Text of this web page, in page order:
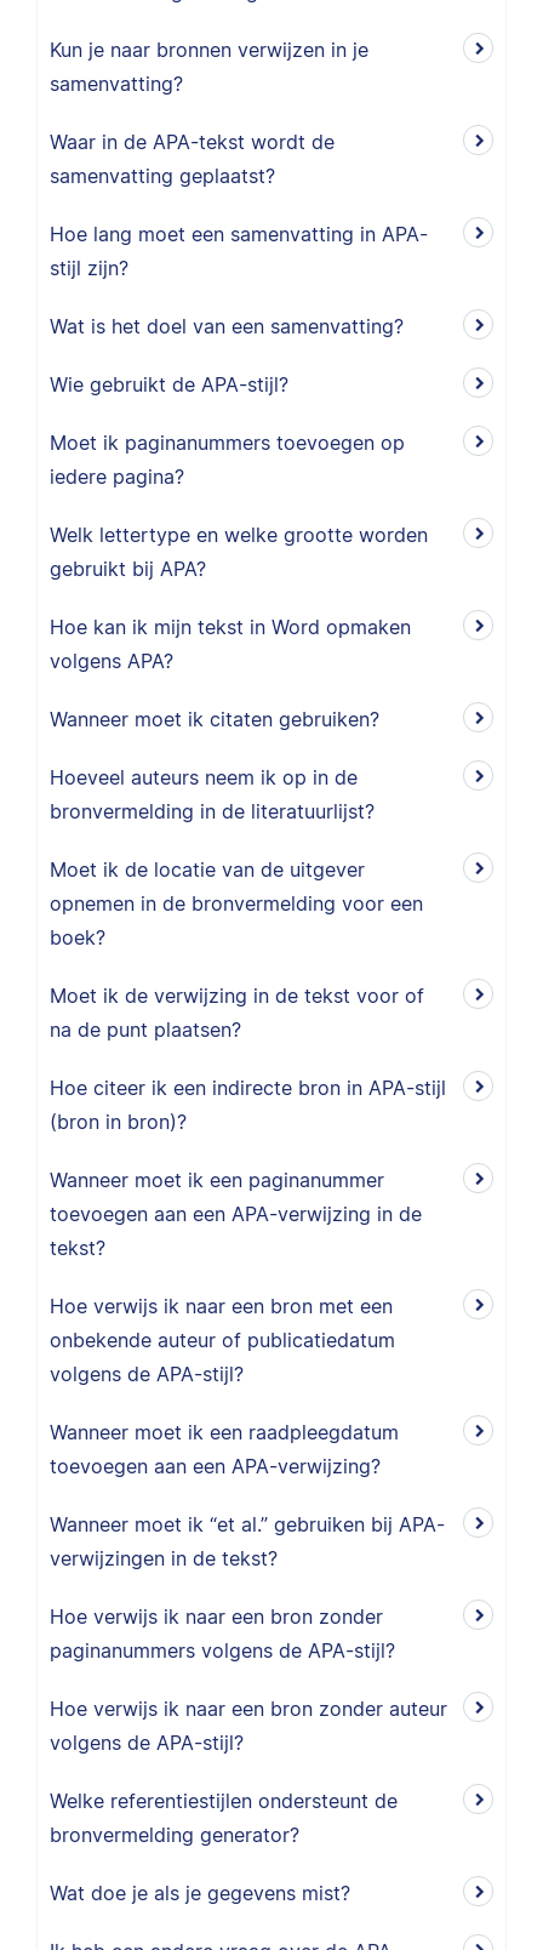
Kun je naar bronnen verwijzen in je
samenvatting?
Waar in de APA-tekst wordt de
samenvatting geplaatst?
Hoe lang moet een samenvatting in APA-
stijl zijn?
Wat is het doel van een samenvatting?
Wie gebruikt de APA-stijl?
Moet ik paginanummers toevoegen op
iedere pagina?
Welk lettertype en welke grootte worden
gebruikt bij APA?
Hoe kan ik mijn tekst in Word opmaken
volgens APA?
Wanneer moet ik citaten gebruiken?
Hoeveel auteurs neem ik op in de
bronvermelding in de literatuurlijst?
Moet ik de locatie van de uitgever
opnemen in de bronvermelding voor een
boek?
Moet ik de verwijzing in de tekst voor of
na de punt plaatsen?
Hoe citeer ik een indirecte bron in APA-stijl
(bron in bron)?
Wanneer moet ik een paginanummer
toevoegen aan een APA-verwijzing in de
tekst?
Hoe verwijs ik naar een bron met een
onbekende auteur of publicatiedatum
volgens de APA-stijl?
Wanneer moet ik een raadpleegdatum
toevoegen aan een APA-verwijzing?
Wanneer moet ik “et al.” gebruiken bij APA-
verwijzingen in de tekst?
Hoe verwijs ik naar een bron zonder
paginanummers volgens de APA-stijl?
Hoe verwijs ik naar een bron zonder auteur
volgens de APA-stijl?
Welke referentiestijlen ondersteunt de
bronvermelding generator?
Wat doe je als je gegevens mist?